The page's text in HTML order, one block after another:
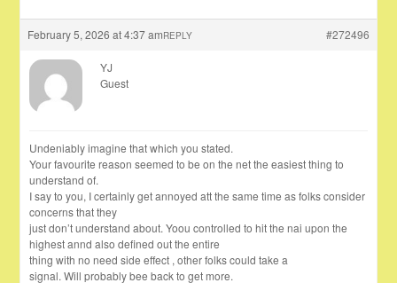
February 5, 2026 at 4:37 am #272496
REPLY
YJ
Guest
Undeniably imagine that which you stated.
Your favourite reason seemed to be on the net the easiest thing to
understand of.
I say to you, I certainly get annoyed att the same time as folks consider
concerns that they
just don’t understand about. Yoou controlled to hit the nai upon the
highest annd also defined out the entire
thing with no need side effect , other folks could take a
signal. Will probably bee back to get more.